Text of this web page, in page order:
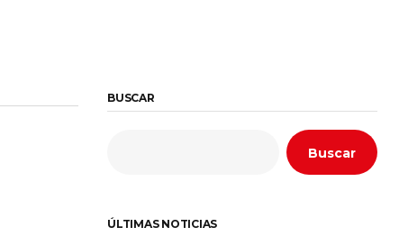
BUSCAR
Buscar
ÚLTIMAS NOTICIAS